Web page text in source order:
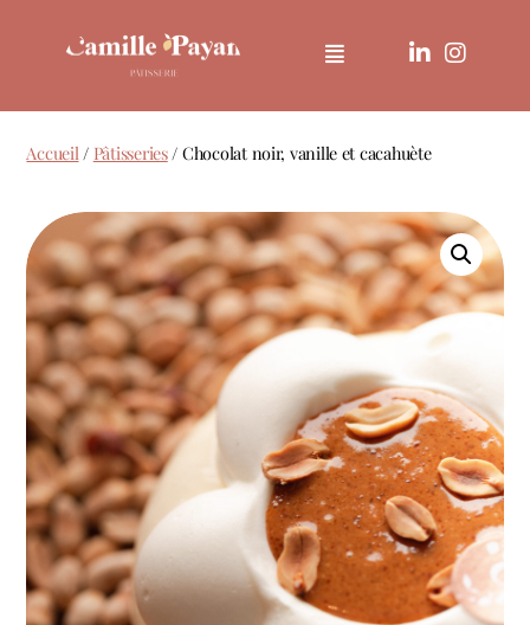
Accueil/ Pâtisseries/ Chocolat noir, vanille et cacahuète